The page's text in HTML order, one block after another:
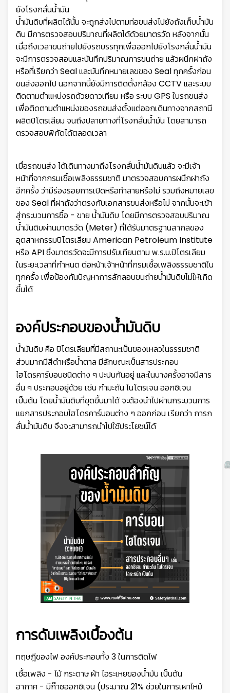
ยังโรงกลั่นน้ำมัน
น้ำมันดิบที่ผลิตได้นั้น จะถูกส่งไปตามท่อขนส่งไปยังถังเก็บน้ำมัน
ดิบ มีการตรวจสอบปริมาณที่ผลิตได้ด้วยมาตรวัด หลังจากนั้น
เมื่อถึงเวลาขนถ่ายไปยังรถบรรทุกเพื่อออกไปยังโรงกลั่นน้ำมัน
จะมีการตรวจสอบและบันทึกปริมาณการขนถ่าย แล้วผนึกฝาถัง
หรือที่เรียกว่า Seal และบันทึกหมายเลขของ Seal ทุกครั้งก่อน
ขนส่งออกไป นอกจากนี้ยังมีการติดตั้งกล้อง CCTV และระบบ
ติดตามตำแหน่งรถด้วยดาวเทียม หรือ ระบบ GPS ในรถขนส่ง
เพื่อติดตามตำแหน่งของรถขนส่งตั้งแต่ออกเดินทางจากสถานี
ผลิตปิโตรเลียม จนถึงปลายทางที่โรงกลั่นน้ำมัน โดยสามารถ
ตรวจสอบพิกัดได้ตลอดเวลา
เมื่อรถขนส่ง ได้เดินทางมาถึงโรงกลั่นน้ำมันดิบแล้ว จะมีเจ้า
หน้าที่จากกรมเชื้อเพลิงธรรมชาติ มาตรวจสอบการผนึกฝาถัง
อีกครั้ง ว่ามีร่องรอยการเปิดหรือทำลายหรือไม่ รวมถึงหมายเลข
ของ Seal ที่ฝาถังว่าตรงกับเอกสารขนส่งหรือไม่ จากนั้นจะเข้า
สู่กระบวนการซื้อ - ขาย น้ำมันดิบ โดยมีการตรวจสอบปริมาณ
น้ำมันดิบผ่านมาตรวัด (Meter) ที่ได้รับมาตรฐานสากลของ
อุตสาหกรรมปิโตรเลียม American Petroleum Institute
หรือ API ซึ่งมาตรวัดจะมีการปรับเทียบตาม พ.ร.บ.ปิโตรเลียม
ในระยะเวลาที่กำหนด ต่อหน้าเจ้าหน้าที่กรมเชื้อเพลิงธรรมชาติใน
ทุกครั้ง เพื่อป้องกันปัญหาการลักลอบขนถ่ายน้ำมันดิบไม่ให้เกิด
ขึ้นได้
องค์ประกอบของน้ำมันดิบ
น้ำมันดิบ คือ ปิโตรเลียมที่มีสถานะเป็นของเหลวในธรรมชาติ
ส่วนมากมีสีดำหรือน้ำตาล มีลักษณะเป็นสารประกอบ
ไฮโดรคาร์บอนชนิดต่าง ๆ ปะปนกันอยู่ และในบางครั้งอาจมีสาร
อื่น ๆ ประกอบอยู่ด้วย เช่น กำมะถัน ไนโตรเจน ออกซิเจน
เป็นต้น โดยน้ำมันดิบที่ขุดขึ้นมาได้ จะต้องนำไปผ่านกระบวนการ
แยกสารประกอบไฮโดรคาร์บอนต่าง ๆ ออกก่อน เรียกว่า การก
ลั่นน้ำมันดิบ จึงจะสามารถนำไปใช้ประโยชน์ได้
การดับเพลิงเบื้องต้น
ทฤษฎีของไฟ องค์ประกอบทั้ง 3 ในการติดไฟ
เชื้อเพลิง - ไม้ กระดาษ ผ้า ไอระเหยของน้ำมัน เป็นต้น
อากาศ - มีก๊าซออกซิเจน (ประมาณ 21% ช่วยในการเผาไหม้